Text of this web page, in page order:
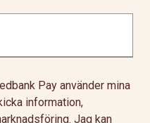
Pay använder mina
information,
Jag kan